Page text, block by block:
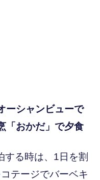
ーシャンビューで
「おかだ」で夕食
する時は、1日を割
テージでバーベキ